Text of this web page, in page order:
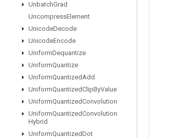
UnbatchGrad
UncompressElement
UnicodeDecode
UnicodeEncode
UniformDequantize
UniformQuantize
UniformQuantizedAdd
UniformQuantizedClipByValue
UniformQuantizedConvolution
UniformQuantizedConvolution
Hybrid
UniformQuantizedDot